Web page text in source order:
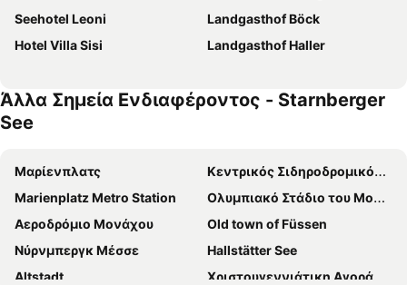
Seehotel Leoni
Landgasthof Böck
Hotel Villa Sisi
Landgasthof Haller
Άλλα Σημεία Ενδιαφέροντος - Starnberger
See
Μαρίενπλατς
Κεντρικός Σιδηροδρομικός Σταθμός του Μονάχου
Marienplatz Metro Station
Ολυμπιακό Στάδιο του Μονάχου
Αεροδρόμιο Μονάχου
Old town of Füssen
Νύρνμπεργκ Μέσσε
Hallstätter See
Altstadt
Χριστουγεννιάτικη Αγορά της Νυρεμβέργης